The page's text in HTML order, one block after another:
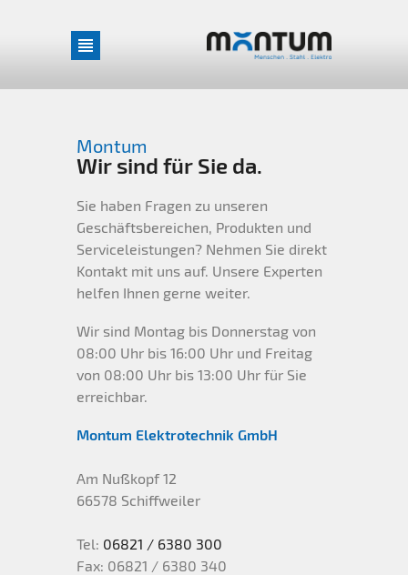
Startseite
Über uns
Über uns
Engagement
Geschäftsbedingungen
Zertifikate
Karriere
Aktuelles
Gewerbe + Industrie
Flughafentechnik
Flughafentechnik
Sportstätten
Sportstätten
Haustechnik
Montum
Wir sind für Sie da.
Sie haben Fragen zu unseren
Geschäftsbereichen, Produkten und
Serviceleistungen? Nehmen Sie direkt
Kontakt mit uns auf. Unsere Experten
helfen Ihnen gerne weiter.
Wir sind Montag bis Donnerstag von
08:00 Uhr bis 16:00 Uhr und Freitag
von 08:00 Uhr bis 13:00 Uhr für Sie
erreichbar.
Montum Elektrotechnik GmbH
Am Nußkopf 12
66578 Schiffweiler
Tel: 06821 / 6380 300
Fax: 06821 / 6380 340